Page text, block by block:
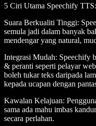
5 Ciri Utama Speechify TTS:
Suara Berkualiti Tinggi:
semula jadi dalam banyak
mendengar yang natural,
Integrasi Mudah: Speechify
& peranti seperti pelayar
boleh tukar teks daripada
kepada ucapan dengan
Kawalan Kelajuan:
sama ada mahu imbas
secara perlahan.